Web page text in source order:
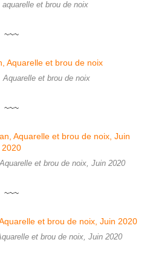
et brou de noix
~~~
Aquarelle et brou de noix
~~~
et brou de noix, Juin 2020
~~~
et brou de noix, Juin 2020